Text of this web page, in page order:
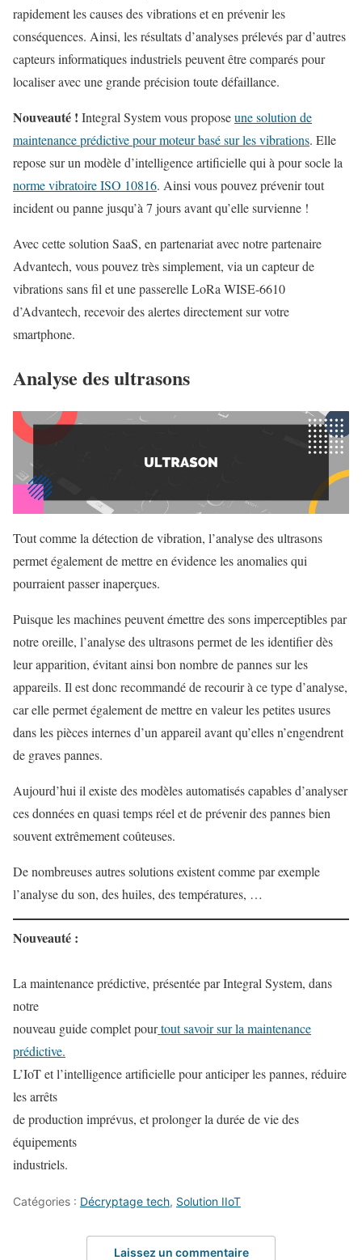
rapidement les causes des vibrations et en prévenir les
conséquences. Ainsi, les résultats d’analyses prélevés par d’autres
capteurs informatiques industriels peuvent être comparés pour
localiser avec une grande précision toute défaillance.
Nouveauté ! Integral System vous proposeune solution de
maintenance prédictive pour moteur basé sur les vibrations. Elle
repose sur un modèle d’intelligence artificielle qui à pour socle la
norme vibratoire ISO 10816. Ainsi vous pouvez prévenir tout
incident ou panne jusqu’à 7 jours avant qu’elle survienne !
Avec cette solution SaaS, en partenariat avec notre partenaire
Advantech, vous pouvez très simplement, via un capteur de
vibrations sans fil et une passerelle LoRa WISE-6610
d’Advantech, recevoir des alertes directement sur votre
smartphone.
Analyse des ultrasons
Tout comme la détection de vibration, l’analyse des ultrasons
permet également de mettre en évidence les anomalies qui
pourraient passer inaperçues.
Puisque les machines peuvent émettre des sons imperceptibles par
notre oreille, l’analyse des ultrasons permet de les identifier dès
leur apparition, évitant ainsi bon nombre de pannes sur les
appareils. Il est donc recommandé de recourir à ce type d’analyse,
car elle permet également de mettre en valeur les petites usures
dans les pièces internes d’un appareil avant qu’elles n’engendrent
de graves pannes.
Aujourd’hui il existe des modèles automatisés capables d’analyser
ces données en quasi temps réel et de prévenir des pannes bien
souvent extrêmement coûteuses.
De nombreuses autres solutions existent comme par exemple
l’analyse du son, des huiles, des températures, …
Nouveauté :
La maintenance prédictive, présentée par Integral System, dans
notre
nouveau guide complet pourtout savoir sur la maintenance
prédictive.
L’IoT et l’intelligence artificielle pour anticiper les pannes, réduire
les arrêts
de production imprévus, et prolonger la durée de vie des
équipements
industriels.
Catégories : Décryptage tech, Solution IIoT
Laissez un commentaire